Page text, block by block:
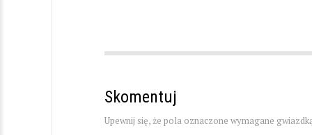
Skomentuj
Upewnij się, że pola oznaczone wymagane